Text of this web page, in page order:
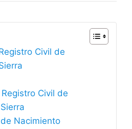
Civil de
Civil de
Nacimiento